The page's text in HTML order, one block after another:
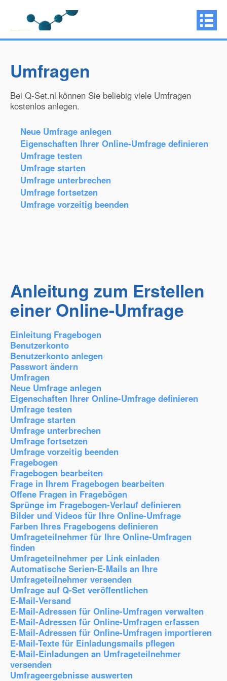
Umfragen
Bei Q-Set.nl können Sie beliebig viele Umfragen
kostenlos anlegen.
Neue Umfrage anlegen
Eigenschaften Ihrer Online-Umfrage definieren
Umfrage testen
Umfrage starten
Umfrage unterbrechen
Umfrage fortsetzen
Umfrage vorzeitig beenden
Anleitung zum Erstellen
einer Online-Umfrage
Einleitung Fragebogen
Benutzerkonto
Benutzerkonto anlegen
Passwort ändern
Umfragen
Neue Umfrage anlegen
Eigenschaften Ihrer Online-Umfrage definieren
Umfrage testen
Umfrage starten
Umfrage unterbrechen
Umfrage fortsetzen
Umfrage vorzeitig beenden
Fragebogen
Fragebogen bearbeiten
Frage in Ihrem Fragebogen bearbeiten
Offene Fragen in Fragebögen
Sprünge im Fragebogen-Verlauf definieren
Bilder und Videos für Ihre Online-Umfrage
Farben Ihres Fragebogens definieren
Umfrageteilnehmer für Ihre Online-Umfragen
finden
Umfrageteilnehmer per Link einladen
Automatische Serien-E-Mails an Ihre
Umfrageteilnehmer versenden
Umfrage auf Q-Set veröffentlichen
E-Mail-Versand
E-Mail-Adressen für Online-Umfragen verwalten
E-Mail-Adressen für Online-Umfragen erfassen
E-Mail-Adressen für Online-Umfragen importieren
E-Mail-Texte für Einladungsmails pflegen
E-Mail-Einladungen an Umfrageteilnehmer
versenden
Umfrageergebnisse auswerten